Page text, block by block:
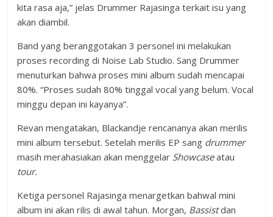
kita rasa aja,” jelas Drummer Rajasinga terkait isu yang
akan diambil.
Band yang beranggotakan 3 personel ini melakukan
proses recording di Noise Lab Studio. Sang Drummer
menuturkan bahwa proses mini album sudah mencapai
80%. “Proses sudah 80% tinggal vocal yang belum. Vocal
minggu depan ini kayanya”.
Revan mengatakan, Blackandje rencananya akan merilis
mini album tersebut. Setelah merilis EP sang drummer
masih merahasiakan akan menggelar Showcaseatau
tour.
Ketiga personel Rajasinga menargetkan bahwal mini
album ini akan rilis di awal tahun. Morgan, Bassistdan